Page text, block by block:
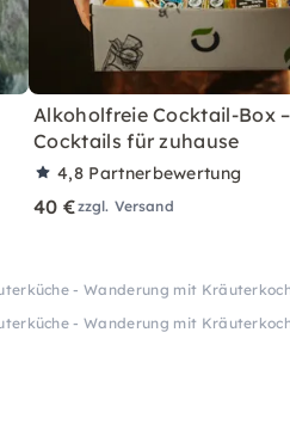
Alkoholfreie Cocktail-Box
Cocktails für zuhause
4,8 Partnerbewertung
40 €zzgl. Versand
- Wanderung mit
- Wanderung mit